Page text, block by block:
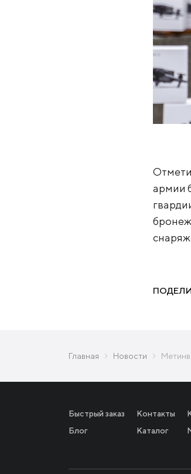
армии
Главная Новости
Быстрый заказ
Блог
Контакты
Каталог